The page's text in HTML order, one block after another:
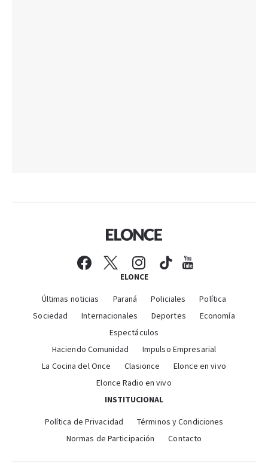
ELONCE
Últimas noticias Paraná Policiales
Política
Sociedad
Internacionales Deportes
Economía
Espectáculos
Haciendo Comunidad
Impulso Empresarial
La Cocina del Once
Clasionce
Elonce en vivo
Elonce Radio en vivo
INSTITUCIONAL
Política de Privacidad
Términos y Condiciones
Normas de Participación
Contacto